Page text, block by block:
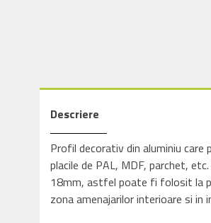
Descriere
Profil decorativ din aluminiu
placile de PAL, MDF, parchet,
18mm, astfel poate fi folosit la
zona amenajarilor interioare si in